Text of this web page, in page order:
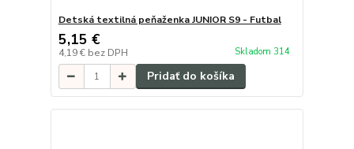
Detská textilná peňaženka JUNIOR S9 - Futbal
5,15 €
4,19 € bez DPH Skladom 314
Pridať do košíka